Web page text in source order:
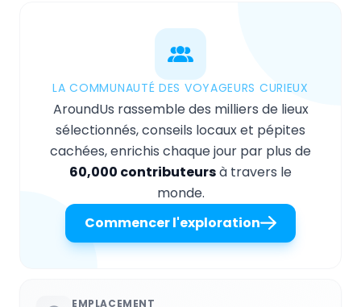
LA COMMUNAUTÉ DES VOYAGEURS CURIEUX
AroundUs rassemble des milliers de lieux
sélectionnés, conseils locaux et pépites
cachées, enrichis chaque jour par plus de
60,000 contributeursà travers le
monde.
Commencer l'exploration
EMPLACEMENT